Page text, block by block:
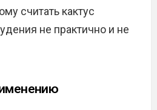
считать кактус
не практично и не